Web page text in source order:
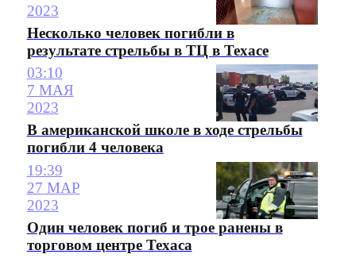
2023
Несколько человек погибли в
результате стрельбы в ТЦ в Техасе
03:10
7 МАЯ
2023
В американской школе в ходе стрельбы
погибли 4 человека
19:39
27 МАР
2023
Один человек погиб и трое ранены в
торговом центре Техаса